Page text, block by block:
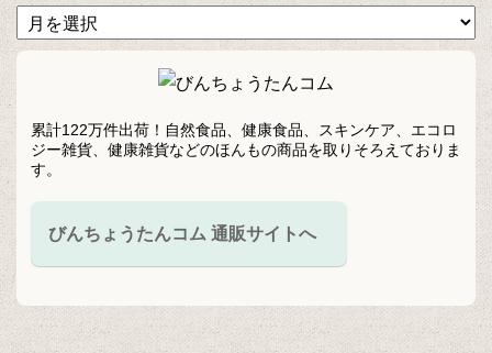
累計122万件出荷！自然食品、健康食品、スキンケア、エコロ
ジー雑貨、健康雑貨などのほんもの商品を取りそろえておりま
す。
びんちょうたんコム 通販サイトへ